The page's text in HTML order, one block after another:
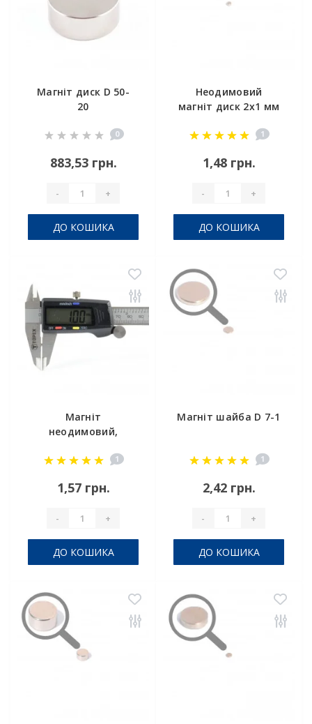
Магніт диск D 50-
20
0
883,53 грн.
- +
ДО КОШИКА
Неодимовий
магніт диск 2х1 мм
1
1,48 грн.
- +
ДО КОШИКА
Магніт
неодимовий,
мм
1
1,57 грн.
- +
ДО КОШИКА
Магніт шайба D 7-1
1
2,42 грн.
- +
ДО КОШИКА